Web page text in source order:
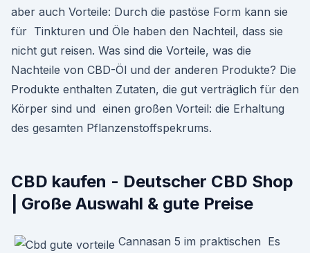
aber auch Vorteile: Durch die pastöse Form kann sie
für Tinkturen und Öle haben den Nachteil, dass sie
nicht gut reisen. Was sind die Vorteile, was die
Nachteile von CBD-Öl und der anderen Produkte? Die
Produkte enthalten Zutaten, die gut verträglich für den
Körper sind und einen großen Vorteil: die Erhaltung
des gesamten Pflanzenstoffspekrums.
CBD kaufen - Deutscher CBD Shop
| Große Auswahl & gute Preise
Cannasan 5 im praktischen Es